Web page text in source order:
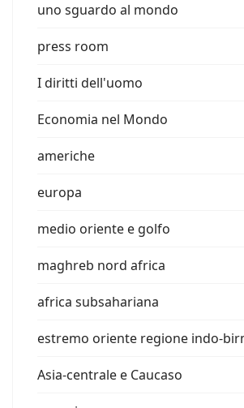
uno sguardo al mondo
press room
I diritti dell'uomo
Economia nel Mondo
americhe
europa
medio oriente e golfo
maghreb nord africa
africa subsahariana
estremo oriente regione indo-
Asia-centrale e Caucaso